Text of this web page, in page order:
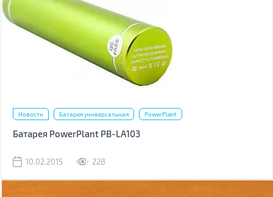
Новости Батарея универсальная PowerPlant
Батарея PowerPlant PB-LA103
10.02.2015 228